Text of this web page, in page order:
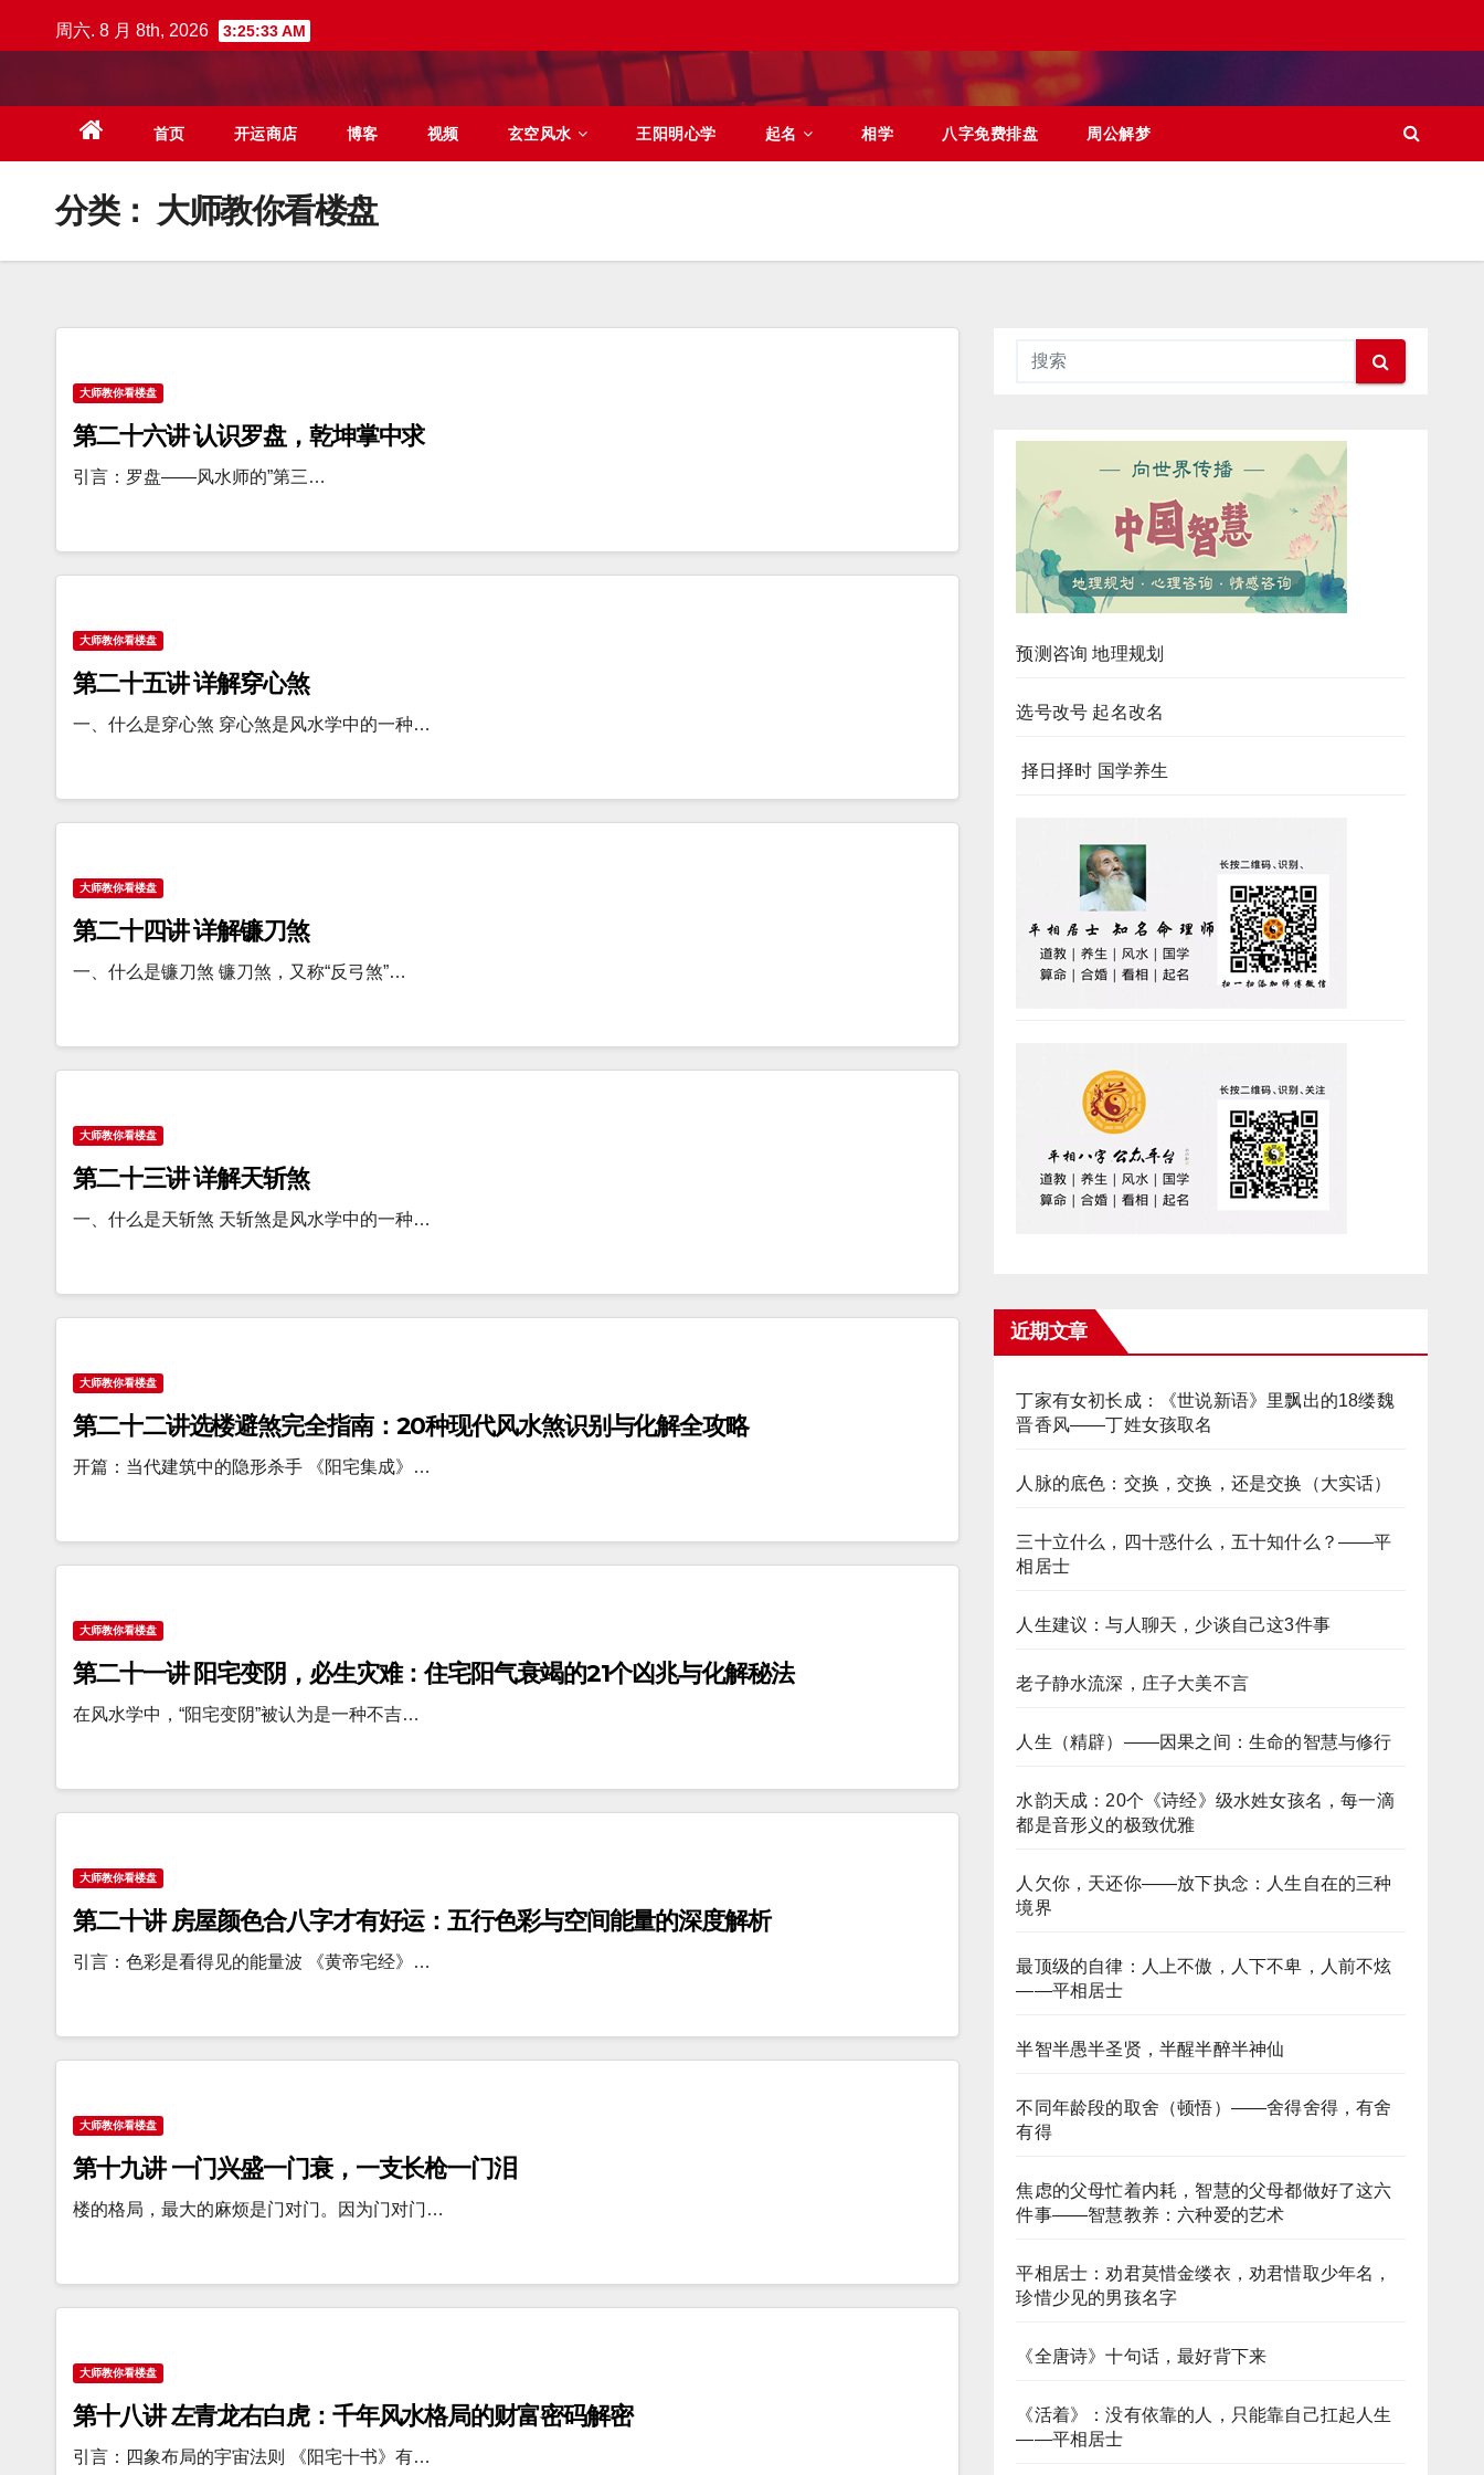
至
周六. 8 月 8th, 2026 3:25:34 AM
首页 开运商店 博客 视频 玄空风水 王阳明心学 起名 相学 八字免费排盘 周公解梦
分类： 大师教你看楼盘
大师教你看楼盘
第二十六讲 认识罗盘，乾坤掌中求
引言：罗盘——风水师的”第三…
大师教你看楼盘
第二十五讲 详解穿心煞
一、什么是穿心煞 穿心煞是风水学中的一种…
大师教你看楼盘
第二十四讲 详解镰刀煞
一、什么是镰刀煞 镰刀煞，又称“反弓煞”…
大师教你看楼盘
第二十三讲 详解天斩煞
一、什么是天斩煞 天斩煞是风水学中的一种…
大师教你看楼盘
第二十二讲选楼避煞完全指南：20种现代风水煞识别与化解全攻略
开篇：当代建筑中的隐形杀手 《阳宅集成》…
大师教你看楼盘
第二十一讲 阳宅变阴，必生灾难：住宅阳气衰竭的21个凶兆与化解秘法
在风水学中，“阳宅变阴”被认为是一种不吉…
大师教你看楼盘
第二十讲 房屋颜色合八字才有好运：五行色彩与空间能量的深度解析
引言：色彩是看得见的能量波 《黄帝宅经》…
大师教你看楼盘
第十九讲 一门兴盛一门衰，一支长枪一门泪
楼的格局，最大的麻烦是门对门。因为门对门…
大师教你看楼盘
第十八讲 左青龙右白虎：千年风水格局的财富密码解密
引言：四象布局的宇宙法则 《阳宅十书》有…
预测咨询 地理规划
选号改号 起名改名
择日择时 国学养生
近期文章
丁家有女初长成：《世说新语》里飘出的18缕魏
晋香风——丁姓女孩取名
人脉的底色：交换，交换，还是交换（大实话）
三十立什么，四十惑什么，五十知什么？——平
相居士
人生建议：与人聊天，少谈自己这3件事
老子静水流深，庄子大美不言
人生（精辟）——因果之间：生命的智慧与修行
水韵天成：20个《诗经》级水姓女孩名，每一滴
都是音形义的极致优雅
人欠你，天还你——放下执念：人生自在的三种
境界
最顶级的自律：人上不傲，人下不卑，人前不炫
——平相居士
半智半愚半圣贤，半醒半醉半神仙
不同年龄段的取舍（顿悟）——舍得舍得，有舍
有得
焦虑的父母忙着内耗，智慧的父母都做好了这六
件事——智慧教养：六种爱的艺术​
平相居士：劝君莫惜金缕衣，劝君惜取少年名，
珍惜少见的男孩名字
《全唐诗》十句话，最好背下来
《活着》：没有依靠的人，只能靠自己扛起人生
——平相居士